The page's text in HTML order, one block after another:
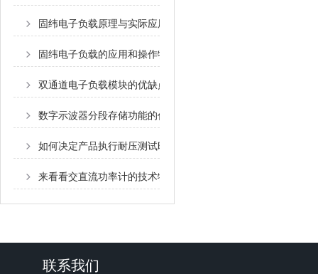
固纬电子负载原理与实际应用说明
固纬电子负载的应用和操作特性是怎样的
双通道电子负载模块的优缺点是什么?
数字示波器分段存储功能的作用和用法
如何决定产品执行耐压测试时，使用的测试电压？
来看看交直流功率计的技术特性都有哪些？
联系我们